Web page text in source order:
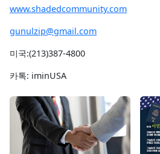
www.shadedcommunity.com
gunulzip@gmail.com
미국:(213)387-4800
카톡: iminUSA